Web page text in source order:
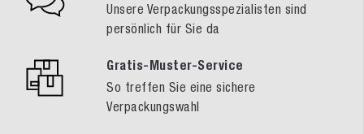
Unsere Verpackungsspezialisten sind
persönlich für Sie da
Gratis-Muster-Service
So treffen Sie eine sichere
Verpackungswahl